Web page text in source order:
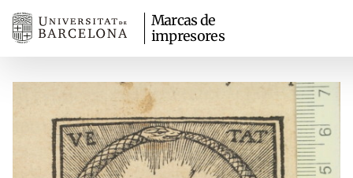
Marcas de
impresores